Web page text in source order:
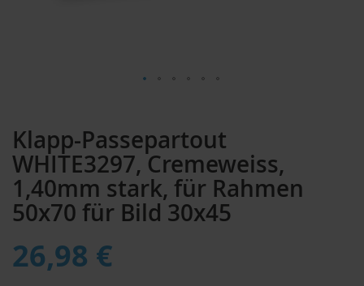
Klapp-Passepartout
WHITE3297, Cremeweiss,
1,40mm stark, für Rahmen
50x70 für Bild 30x45
26,98 €
der
Bildergalerie
springen